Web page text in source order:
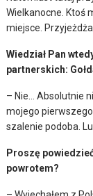
Wielkanocne. Ktoś
miejsce.
Wiedział Pan
partnerskich:
– Nie… Absolutnie
mojego pierwszego
szalenie podoba.
Proszę
powrotem?